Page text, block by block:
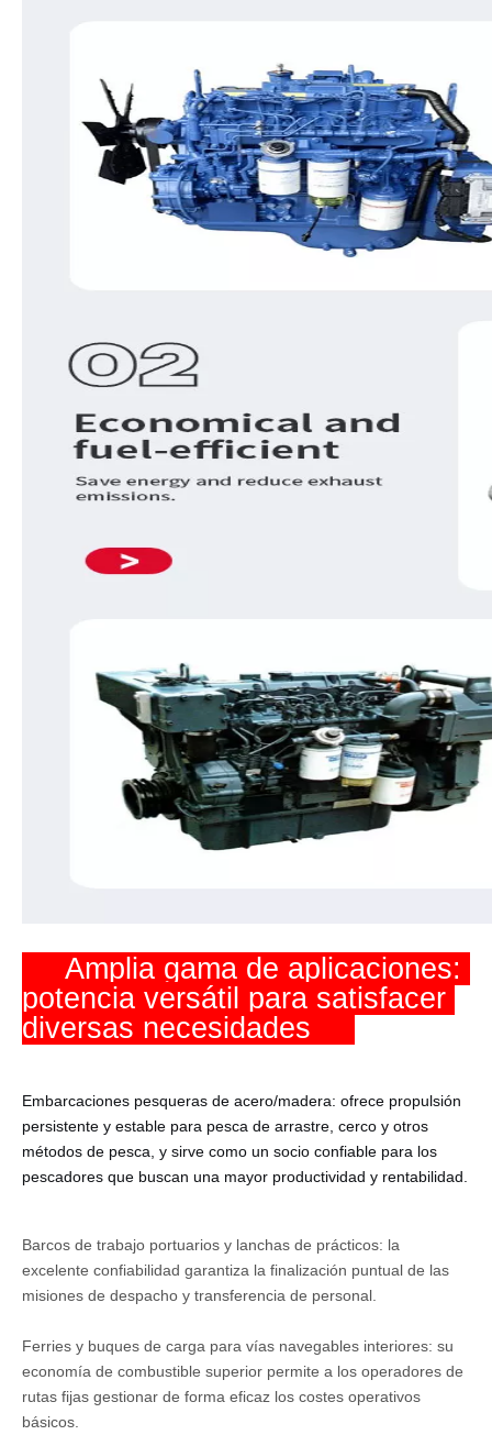
potencia versátil para satisfacer
diversas necesidades
Embarcaciones pesqueras de acero/madera: ofrece propulsión
persistente y estable para pesca de arrastre, cerco y otros
métodos de pesca, y sirve como un socio confiable para los
pescadores que buscan una mayor productividad y rentabilidad.
Barcos de trabajo portuarios y lanchas de prácticos: la
excelente confiabilidad garantiza la finalización puntual de las
misiones de despacho y transferencia de personal.
Ferries y buques de carga para vías navegables interiores: su
economía de combustible superior permite a los operadores de
rutas fijas gestionar de forma eficaz los costes operativos
básicos.